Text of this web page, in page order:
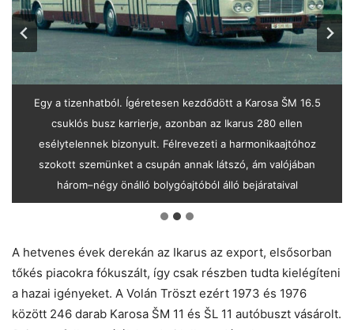
Nizzába is eljutott 1967-ben ez a Karosa ŠM 11
Egy a tizenhatból. Ígéretesen kezdődött a Karosa ŠM 16.5
csuklós busz karrierje, azonban az Ikarus 280 ellen
esélytelennek bizonyult. Félrevezeti a harmonikaajtóhoz
szokott szemünket a csupán annak látszó, ám valójában
három–négy önálló bolygóajtóból álló bejárataival
Ebből a csodás Škoda T 11 trolibuszból csupán nyolc példány
látta meg az ívfényt
A hetvenes évek derekán az Ikarus az export, elsősorban
tőkés piacokra fókuszált, így csak részben tudta kielégíteni
a hazai igényeket. A Volán Tröszt ezért 1973 és 1976
között 246 darab Karosa ŠM 11 és ŠL 11 autóbuszt vásárolt.